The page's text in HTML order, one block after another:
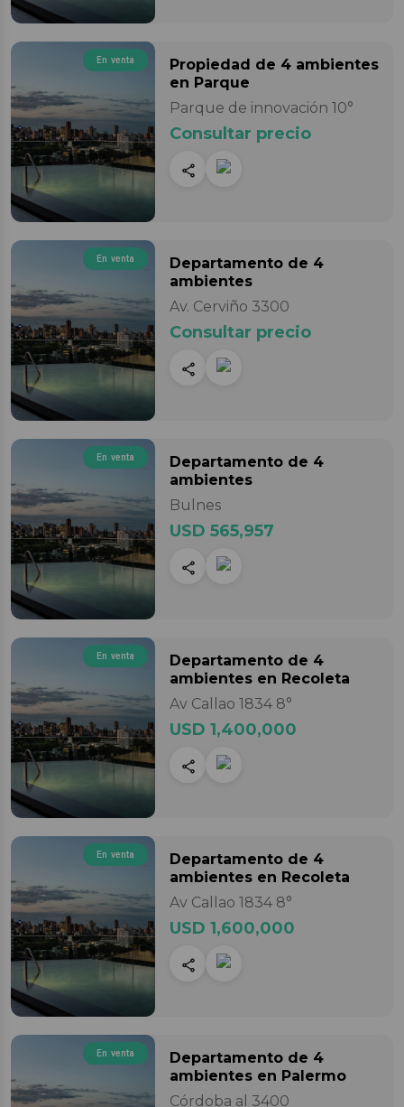
En venta Propiedad de 4 ambientes
en Parque
Parque de innovación 10°
Consultar precio
En venta Departamento de 4
ambientes
Av. Cerviño 3300
Consultar precio
En venta Departamento de 4
ambientes
Bulnes
USD 565,957
En venta Departamento de 4
ambientes en Recoleta
Av Callao 1834 8°
USD 1,400,000
En venta Departamento de 4
ambientes en Recoleta
Av Callao 1834 8°
USD 1,600,000
En venta Departamento de 4
ambientes en Palermo
Córdoba al 3400